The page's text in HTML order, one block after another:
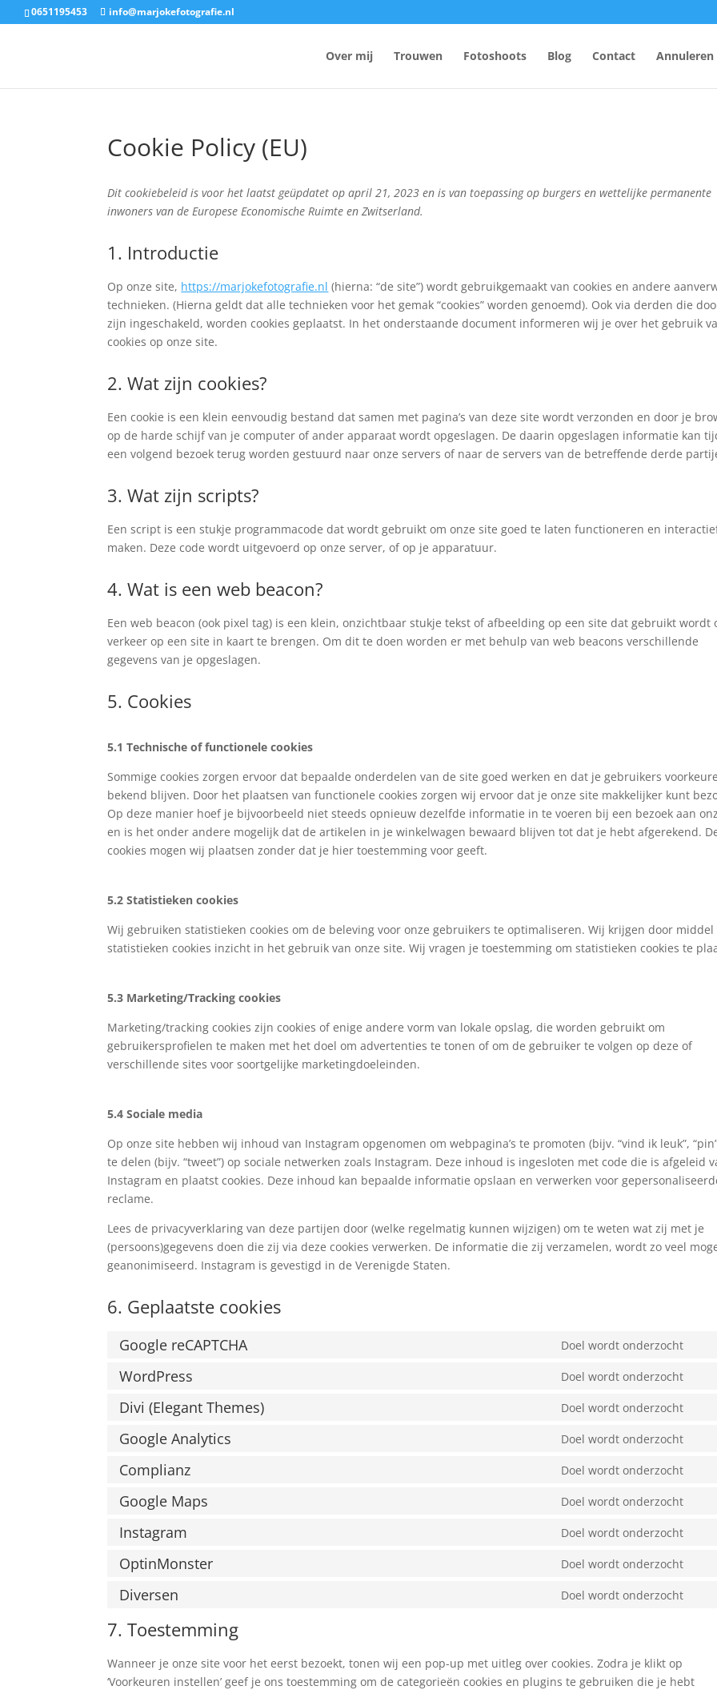
0651195453 info@marjokefotografie.nl
Over mij Trouwen Fotoshoots Blog Contact Annuleren
Cookie Policy (EU)
Dit cookiebeleid is voor het laatst geüpdatet op april 21, 2023 en is van toepassing op burgers en wettelijke permanente
inwoners van de Europese Economische Ruimte en Zwitserland.
1. Introductie
Op onze site, https://marjokefotografie.nl (hierna: “de site”) wordt gebruikgemaakt van cookies en andere
technieken. (Hierna geldt dat alle technieken voor het gemak “cookies” worden genoemd). Ook via derden die
zijn ingeschakeld, worden cookies geplaatst. In het onderstaande document informeren wij je over het gebruik
cookies op onze site.
2. Wat zijn cookies?
Een cookie is een klein eenvoudig bestand dat samen met pagina’s van deze site wordt verzonden en door je
op de harde schijf van je computer of ander apparaat wordt opgeslagen. De daarin opgeslagen informatie kan
een volgend bezoek terug worden gestuurd naar onze servers of naar de servers van de betreffende derde
3. Wat zijn scripts?
Een script is een stukje programmacode dat wordt gebruikt om onze site goed te laten functioneren en
maken. Deze code wordt uitgevoerd op onze server, of op je apparatuur.
4. Wat is een web beacon?
Een web beacon (ook pixel tag) is een klein, onzichtbaar stukje tekst of afbeelding op een site dat gebruikt wordt
verkeer op een site in kaart te brengen. Om dit te doen worden er met behulp van web beacons verschillende
gegevens van je opgeslagen.
5. Cookies
5.1 Technische of functionele cookies
Sommige cookies zorgen ervoor dat bepaalde onderdelen van de site goed werken en dat je gebruikers
bekend blijven. Door het plaatsen van functionele cookies zorgen wij ervoor dat je onze site makkelijker kunt
Op deze manier hoef je bijvoorbeeld niet steeds opnieuw dezelfde informatie in te voeren bij een bezoek aan
en is het onder andere mogelijk dat de artikelen in je winkelwagen bewaard blijven tot dat je hebt afgerekend.
cookies mogen wij plaatsen zonder dat je hier toestemming voor geeft.
5.2 Statistieken cookies
Wij gebruiken statistieken cookies om de beleving voor onze gebruikers te optimaliseren. Wij krijgen door middel
statistieken cookies inzicht in het gebruik van onze site. Wij vragen je toestemming om statistieken cookies te
5.3 Marketing/Tracking cookies
Marketing/tracking cookies zijn cookies of enige andere vorm van lokale opslag, die worden gebruikt om
gebruikersprofielen te maken met het doel om advertenties te tonen of om de gebruiker te volgen op deze of
verschillende sites voor soortgelijke marketingdoeleinden.
5.4 Sociale media
Op onze site hebben wij inhoud van Instagram opgenomen om webpagina’s te promoten (bijv. “vind ik leuk”,
te delen (bijv. “tweet”) op sociale netwerken zoals Instagram. Deze inhoud is ingesloten met code die is afgeleid
Instagram en plaatst cookies. Deze inhoud kan bepaalde informatie opslaan en verwerken voor
reclame.
Lees de privacyverklaring van deze partijen door (welke regelmatig kunnen wijzigen) om te weten wat zij met je
(persoons)gegevens doen die zij via deze cookies verwerken. De informatie die zij verzamelen, wordt zo veel
geanonimiseerd. Instagram is gevestigd in de Verenigde Staten.
6. Geplaatste cookies
Google reCAPTCHA Doel wordt onderzocht
WordPress Doel wordt onderzocht
Divi (Elegant Themes) Doel wordt onderzocht
Google Analytics Doel wordt onderzocht
Complianz Doel wordt onderzocht
Google Maps Doel wordt onderzocht
Instagram Doel wordt onderzocht
OptinMonster Doel wordt onderzocht
Diversen Doel wordt onderzocht
7. Toestemming
Wanneer je onze site voor het eerst bezoekt, tonen wij een pop-up met uitleg over cookies. Zodra je klikt op
‘Voorkeuren instellen’ geef je ons toestemming om de categorieën cookies en plugins te gebruiken die je hebt